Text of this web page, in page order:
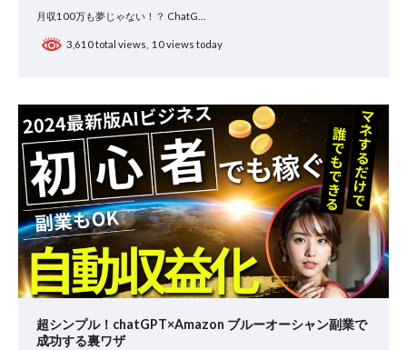
月収100万も夢じゃない！？ ChatG…
3,610 total views, 10 views today
超シンプル！chatGPT×Amazon ブルーオーシャン副業で
成功する裏ワザ